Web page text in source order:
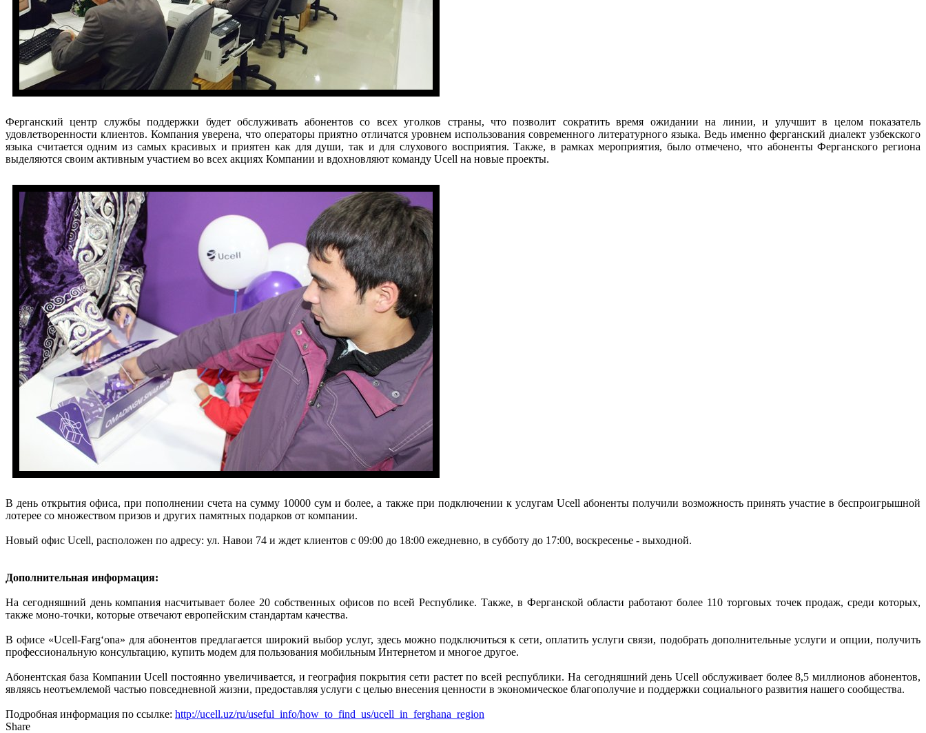
Ферганский центр службы поддержки будет обслуживать абонентов со всех уголков страны, что позволит сократить время ожидании на линии, и улучшит в целом показатель
удовлетворенности клиентов. Компания уверена, что операторы приятно отличатся уровнем использования современного литературного языка. Ведь именно ферганский диалект узбекского
языка считается одним из самых красивых и приятен как для души, так и для слухового восприятия. Также, в рамках мероприятия, было отмечено, что абоненты Ферганского региона
выделяются своим активным участием во всех акциях Компании и вдохновляют команду Ucell на новые проекты.
В день открытия офиса, при пополнении счета на сумму 10000 сум и более, а также при подключении к услугам Ucell абоненты получили возможность принять участие в беспроигрышной
лотерее со множеством призов и других памятных подарков от компании.
Новый офис Ucell, расположен по адресу: ул. Навои 74 и ждет клиентов с 09:00 до 18:00 ежедневно, в субботу до 17:00, воскресенье - выходной.
Дополнительная информация:
На сегодняшний день компания насчитывает более 20 собственных офисов по всей Республике. Также, в Ферганской области работают более 110 торговых точек продаж, среди которых,
также моно-точки, которые отвечают европейским стандартам качества.
В офисе «Ucell-Farg‘ona» для абонентов предлагается широкий выбор услуг, здесь можно подключиться к сети, оплатить услуги связи, подобрать дополнительные услуги и опции, получить
профессиональную консультацию, купить модем для пользования мобильным Интернетом и многое другое.
Абонентская база Компании Ucell постоянно увеличивается, и география покрытия сети растет по всей республики. На сегодняшний день Ucell обслуживает более 8,5 миллионов абонентов,
являясь неотъемлемой частью повседневной жизни, предоставляя услуги с целью внесения ценности в экономическое благополучие и поддержки социального развития нашего сообщества.
Подробная информация по ссылке: http://ucell.uz/ru/useful_info/how_to_find_us/ucell_in_ferghana_region
Share